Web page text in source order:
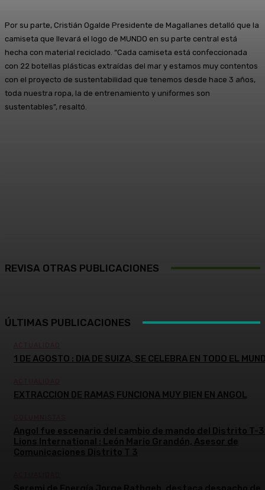
Por su parte, Cristián Ogalde Presidente de Magallanes detalló que la
camiseta que llevará el logo de MUNDO en su parte central está
hecha con material reciclado. “Cada camiseta está confeccionada
con 22 botellas plásticas extraídas del mar y estamos muy contentos
con el proyecto de sustentabilidad que tenemos desde hace 3 años,
toda nuestra ropa, la de entrenamiento y uniformes son
sustentables”, resaltó.
REVISA OTRAS PUBLICACIONES
ÚLTIMAS PUBLICACIONES
1 DE AGOSTO : DIA DE SUIZA, SE CELEBRA EN TODO EL
EXTRACCION DE RAMAS FUNCIONA MUY BIEN EN ANGOL
Angol fue escenario del cambio de mando del Distrito T-
Lions International : León Mario Grandón, Asesor de
Comunicaciones Distrito T 3